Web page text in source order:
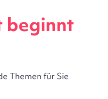
beginnt
Themen für Sie